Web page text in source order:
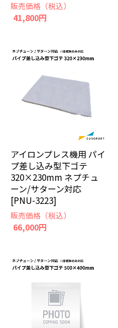
販売価格（税込）
41,800円
アイロンプレス機用 パイ
プ差し込み型下ゴテ
320×230mm ネプチュ
ーン/サターン対応
[PNU-3223]
販売価格（税込）
66,000円